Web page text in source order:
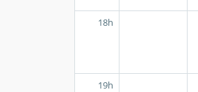
18h
19h